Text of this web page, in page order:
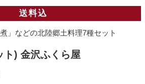
送料込
」などの北陸郷土料理7種セット
ト) 金沢ふくら屋